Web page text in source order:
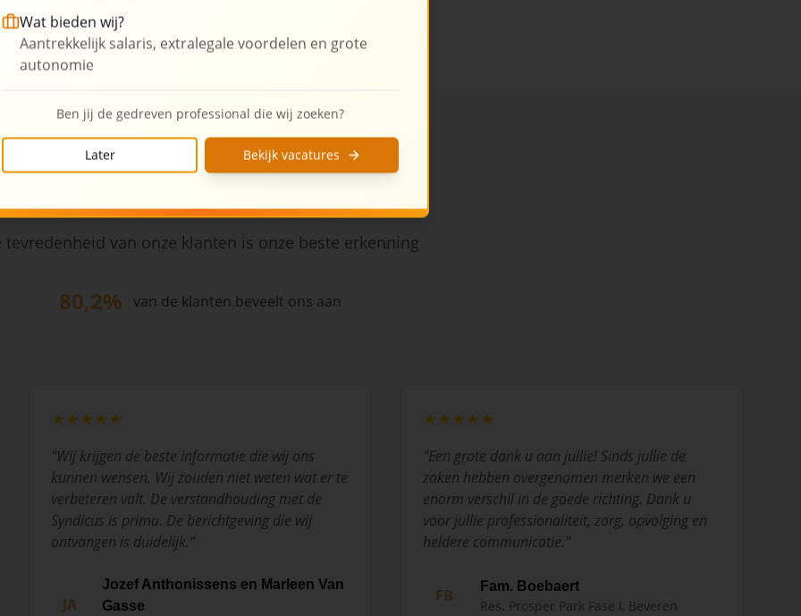
tevredenheid van onze klanten is onze beste erkenning
80,2% van de klanten beveelt ons aan
★★★★★
"Wij krijgen de beste informatie die wij ons
kunnen wensen. Wij zouden niet weten wat er te
verbeteren valt. De verstandhouding met de
Syndicus is prima. De berichtgeving die wij
ontvangen is duidelijk."
JA
Jozef Anthonissens en Marleen Van
Gasse
★★★★★
"Een grote dank u aan jullie! Sinds jullie de
zaken hebben overgenomen merken we een
enorm verschil in de goede richting. Dank u
voor jullie professionaliteit, zorg, opvolging en
heldere communicatie."
FB Fam. Boebaert
Res. Prosper Park Fase I, Beveren
Wat bieden wij?
Aantrekkelijk salaris, extralegale voordelen en grote
autonomie
Ben jij de gedreven professional die wij zoeken?
Later Bekijk vacatures